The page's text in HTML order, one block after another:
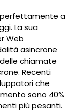
perfettamente a
La sua
Web
asincrone
chiamate
Recenti
che
sono 40%
più pesanti.